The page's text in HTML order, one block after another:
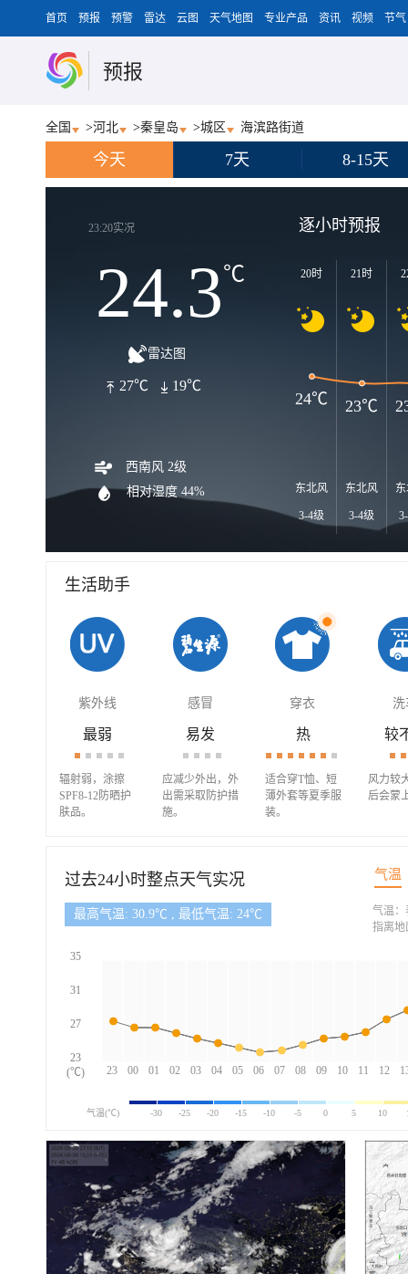
首页 预报 预警 雷达 云图 天气地图 专业产品 资讯 视频 节气
预报
全国 >河北 >秦皇岛 >城区 海滨路街道
今天 7天 8-15天
23:20实况
24.3℃
雷达图
27℃ 19℃
西南风 2级
相对湿度 44%
逐小时预报
20时
东北风
3-4级
21时
东北风
3-4级
24℃ 23℃
生活助手
紫外线 感冒 穿衣 洗
最弱
辐射弱，涂擦
SPF8-12防晒护
肤品。
易发
应减少外出，外
出需采取防护措
施。
热
适合穿T恤、短
薄外套等夏季服
装。
较
风力较
后会蒙
过去24小时整点天气实况 气温
最高气温: 30.9℃ , 最低气温: 24℃
23 00 01 02 03 04 05 06 07 08 09 10 11 12
35
31
27
23
(℃)
气温：
指离地
气温(℃) -30 -25 -20 -15 -10 -5 0 5 10